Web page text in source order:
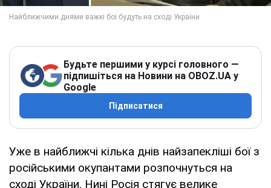
Будьте першими у курсі головного —
підпишіться на Новини на OBOZ.UA у
Google
Підписатися
Уже в найближчі кілька днів найзапекліші бої з
російськими окупантами розпочнуться на
сході України. Нині Росія стягує велике